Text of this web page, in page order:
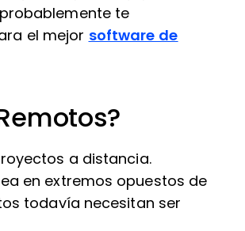
te
el mejor software de
a distancia.
en extremos opuestos de
todavía necesitan ser